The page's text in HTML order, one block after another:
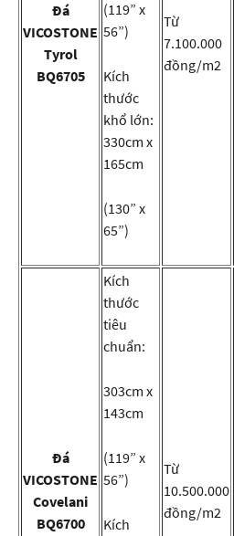
Đá
VICOSTONE
Tyrol
BQ6705
(119” x
56”)
Kích
thước
khổ lớn:
330cm x
165cm
(130” x
65”)
Từ
7.100.000
đồng/m2
Đá
VICOSTONE
Covelani
BQ6700
Kích
thước
tiêu
chuẩn:
303cm x
143cm
(119” x
56”)
Kích
Từ
10.500.000
đồng/m2